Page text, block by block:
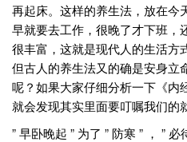
再起床。这样的养生法，放在今
早就要去工作，很晚了才下班，
很丰富，这就是现代人的生活方
但古人的养生法又的确是安身立
呢？如果大家仔细分析一下《内
就会发现其实里面要叮嘱我们的
” 早卧晚起 ” 为了 ” 防寒 ” ， ”